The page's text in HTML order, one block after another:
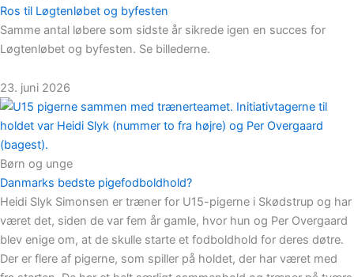
Ros til Løgtenløbet og byfesten
Samme antal løbere som sidste år sikrede igen en succes for
Løgtenløbet og byfesten. Se billederne.
23. juni 2026
Børn og unge
Danmarks bedste pigefodboldhold?
Heidi Slyk Simonsen er træner for U15-pigerne i Skødstrup og har
været det, siden de var fem år gamle, hvor hun og Per Overgaard
blev enige om, at de skulle starte et fodboldhold for deres døtre.
Der er flere af pigerne, som spiller på holdet, der har været med